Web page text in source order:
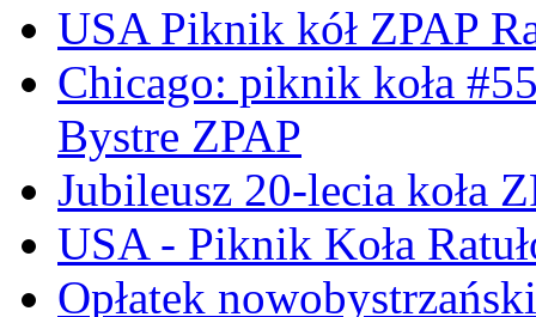
USA Piknik kół ZPAP
Chicago: piknik koła
Bystre ZPAP
Jubileusz 20-lecia koła
USA - Piknik Koła
Opłatek